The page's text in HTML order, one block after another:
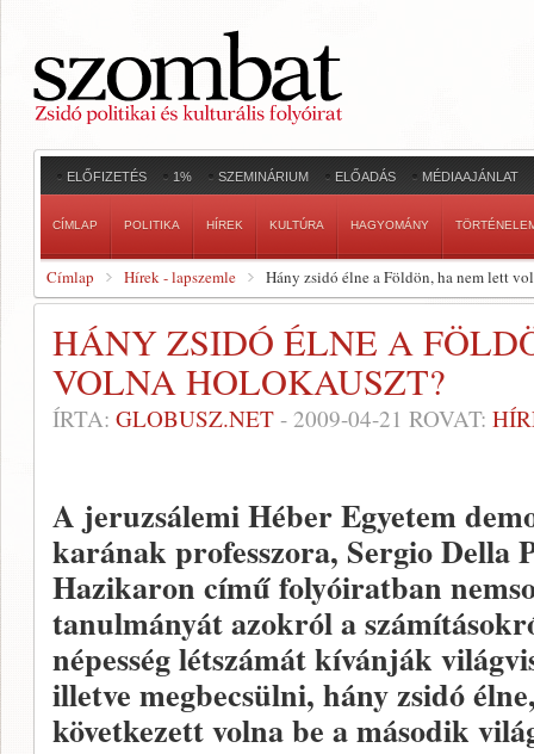
ELŐFIZETÉS 1% SZEMINÁRIUM ELŐADÁS MÉDIAAJÁNLAT
CÍMLAP POLITIKA HÍREK KULTÚRA HAGYOMÁNY
Címlap Hírek - lapszemle Hány zsidó élne a Földön, ha nem lett
HÁNY ZSIDÓ ÉLNE A
VOLNA HOLOKAUSZT?
ÍRTA: GLOBUSZ.NET - 2009-04-21 ROVAT:
A jeruzsálemi Héber Egyetem
karának professzora, Sergio Della
Hazikaron című folyóiratban
tanulmányát azokról a
népesség létszámát kívánják
illetve megbecsülni, hány zsidó
következett volna be a második